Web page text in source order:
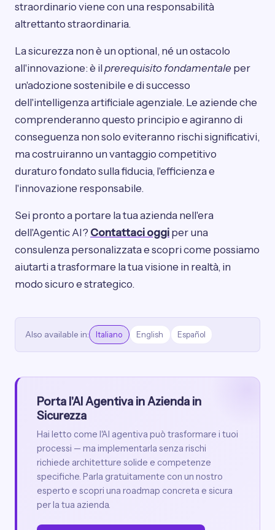
straordinario viene con una responsabilità
altrettanto straordinaria.
La sicurezza non è un optional, né un ostacolo
all'innovazione: è il prerequisito fondamentale per
un'adozione sostenibile e di successo
dell'intelligenza artificiale agenziale. Le aziende che
comprenderanno questo principio e agiranno di
conseguenza non solo eviteranno rischi significativi,
ma costruiranno un vantaggio competitivo
duraturo fondato sulla fiducia, l'efficienza e
l'innovazione responsabile.
Sei pronto a portare la tua azienda nell'era
dell'Agentic AI? Contattaci oggi per una
consulenza personalizzata e scopri come possiamo
aiutarti a trasformare la tua visione in realtà, in
modo sicuro e strategico.
Also available in: Italiano English Español
Porta l'AI Agentiva in Azienda in
Sicurezza
Hai letto come l'AI agentiva può trasformare i tuoi
processi — ma implementarla senza rischi
richiede architetture solide e competenze
specifiche. Parla gratuitamente con un nostro
esperto e scopri una roadmap concreta e sicura
per la tua azienda.